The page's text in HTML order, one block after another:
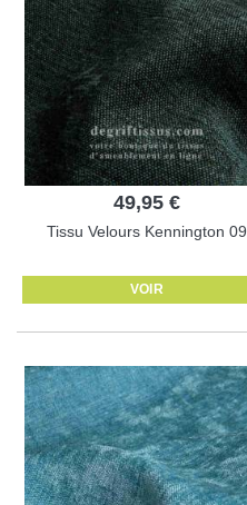
49,95 €
Tissu Velours Kennington 09
VOIR